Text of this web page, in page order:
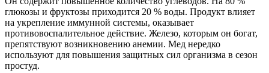
глюкозы и фруктозы приходится 20 % воды. Продукт влияет
на укрепление иммунной системы, оказывает
противовоспалительное действие. Железо, которым он богат,
препятствуют возникновению анемии. Мед нередко
используют для повышения защитных сил организма в сезон
простуд.